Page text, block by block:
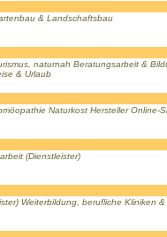
& Landschaftsbau
naturnah Beratungsarbeit &
& Urlaub
Naturkost Hersteller Online-
(Dienstleister)
Weiterbildung, berufliche Kliniken